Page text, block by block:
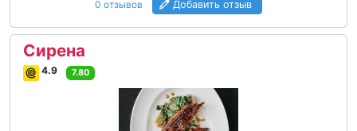
0 отзывов Добавить отзыв
Сирена
4.9 7.80